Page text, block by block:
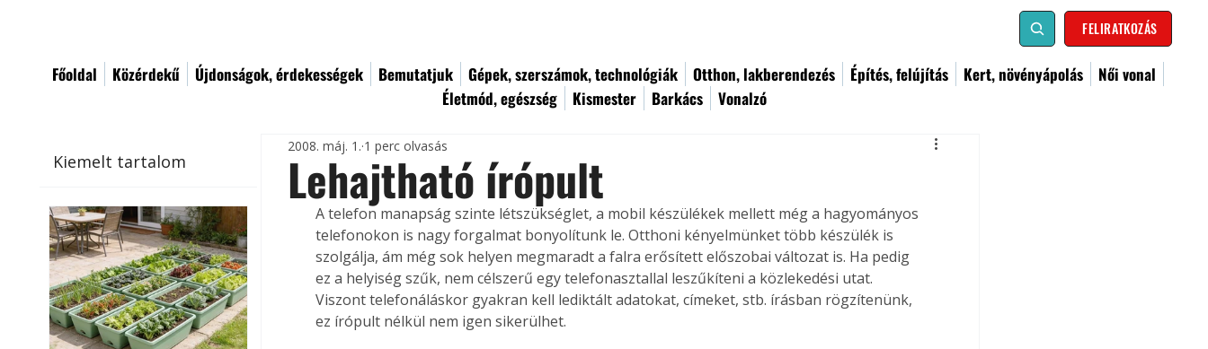
FELIRATKOZÁS
Főoldal Közérdekű Újdonságok, érdekességek Bemutatjuk Gépek, szerszámok, technológiák Otthon, lakberendezés Építés, felújítás Kert, növényápolás
Női vonal
Életmód, egészség
Kismester Barkács Vonalzó
Kiemelt tartalom Lehajtható írópult
2008. máj. 1. 1 perc olvasás
A telefon manapság szinte létszükséglet, a mobil készülékek mellett még a hagyományos
telefonokon is nagy forgalmat bonyolítunk le. Otthoni kényelmünket több készülék is
szolgálja, ám még sok helyen megmaradt a falra erősített előszobai változat is. Ha pedig
ez a helyiség szűk, nem célszerű egy telefonasztallal leszűkíteni a közlekedési utat.
Viszont telefonáláskor gyakran kell lediktált adatokat, címeket, stb. írásban rögzítenünk,
ez írópult nélkül nem igen sikerülhet.